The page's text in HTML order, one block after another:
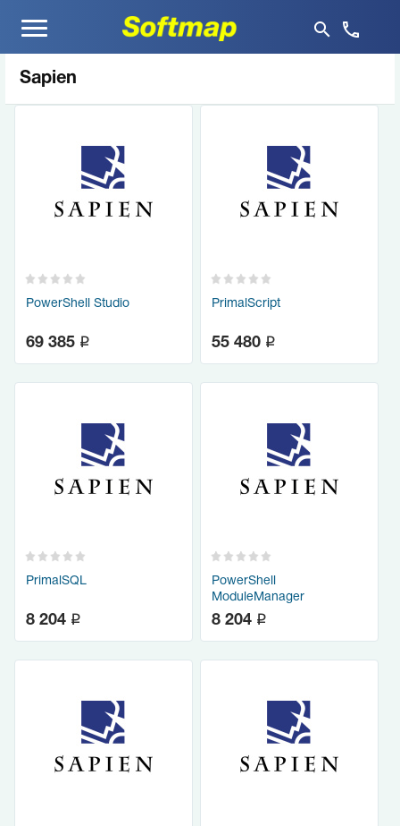
Меню
Sapien
PowerShell Studio
69 385 q
PrimalScript
55 480 q
PrimalSQL
8 204 q
PowerShell
ModuleManager
8 204 q